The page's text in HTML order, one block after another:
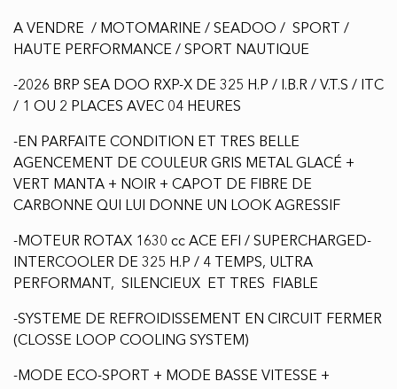
A VENDRE / MOTOMARINE / SEADOO / SPORT /
HAUTE PERFORMANCE / SPORT NAUTIQUE
-2026 BRP SEA DOO RXP-X DE 325 H.P / I.B.R / V.T.S / ITC
/ 1 OU 2 PLACES AVEC 04 HEURES
-EN PARFAITE CONDITION ET TRES BELLE
AGENCEMENT DE COULEUR GRIS METAL GLACÉ +
VERT MANTA + NOIR + CAPOT DE FIBRE DE
CARBONNE QUI LUI DONNE UN LOOK AGRESSIF
-MOTEUR ROTAX 1630 cc ACE EFI / SUPERCHARGED-
INTERCOOLER DE 325 H.P / 4 TEMPS, ULTRA
PERFORMANT, SILENCIEUX ET TRES FIABLE
-SYSTEME DE REFROIDISSEMENT EN CIRCUIT FERMER
(CLOSSE LOOP COOLING SYSTEM)
-MODE ECO-SPORT + MODE BASSE VITESSE +